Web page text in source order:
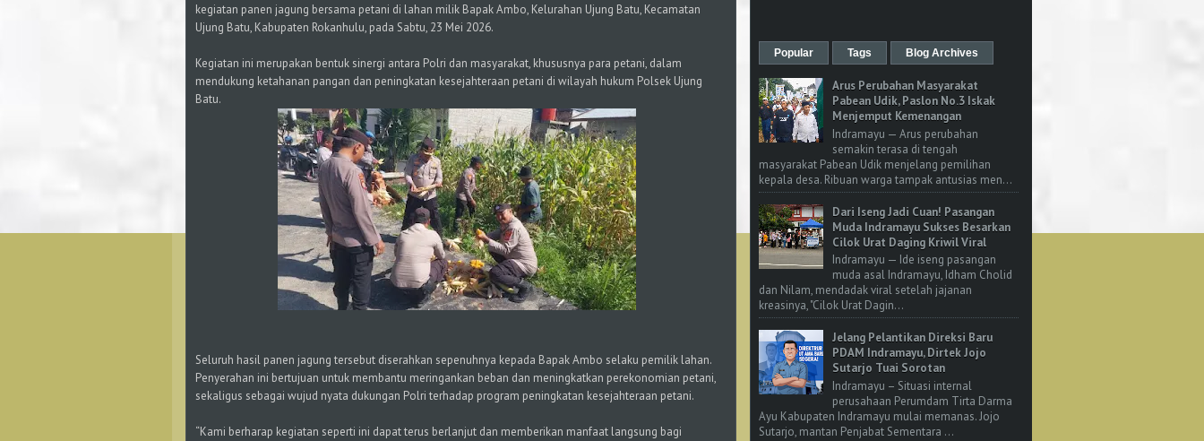
kegiatan panen jagung bersama petani di lahan milik Bapak Ambo, Kelurahan Ujung Batu, Kecamatan
Ujung Batu, Kabupaten Rokanhulu, pada Sabtu, 23 Mei 2026.
Kegiatan ini merupakan bentuk sinergi antara Polri dan masyarakat, khususnya para petani, dalam
mendukung ketahanan pangan dan peningkatan kesejahteraan petani di wilayah hukum Polsek Ujung
Batu.
Seluruh hasil panen jagung tersebut diserahkan sepenuhnya kepada Bapak Ambo selaku pemilik lahan.
Penyerahan ini bertujuan untuk membantu meringankan beban dan meningkatkan perekonomian petani,
sekaligus sebagai wujud nyata dukungan Polri terhadap program peningkatan kesejahteraan petani.
“Kami berharap kegiatan seperti ini dapat terus berlanjut dan memberikan manfaat langsung bagi
Popular Tags Blog Archives
Arus Perubahan Masyarakat
Pabean Udik, Paslon No.3 Iskak
Menjemput Kemenangan
Indramayu — Arus perubahan
semakin terasa di tengah
masyarakat Pabean Udik menjelang pemilihan
kepala desa. Ribuan warga tampak antusias men...
Dari Iseng Jadi Cuan! Pasangan
Muda Indramayu Sukses Besarkan
Cilok Urat Daging Kriwil Viral
Indramayu — Ide iseng pasangan
muda asal Indramayu, Idham Cholid
dan Nilam, mendadak viral setelah jajanan
kreasinya, "Cilok Urat Dagin...
Jelang Pelantikan Direksi Baru
PDAM Indramayu, Dirtek Jojo
Sutarjo Tuai Sorotan
Indramayu – Situasi internal
perusahaan Perumdam Tirta Darma
Ayu Kabupaten Indramayu mulai memanas. Jojo
Sutarjo, mantan Penjabat Sementara ...